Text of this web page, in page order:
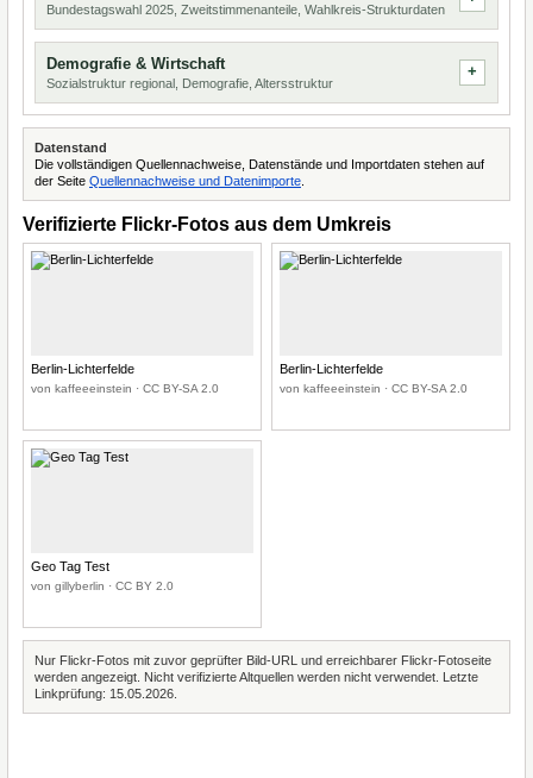
Bundestagswahl 2025, Zweitstimmenanteile, Wahlkreis-Strukturdaten
Demografie & Wirtschaft
Sozialstruktur regional, Demografie, Altersstruktur
Datenstand
Die vollständigen Quellennachweise, Datenstände und Importdaten stehen auf
der Seite Quellennachweise und Datenimporte
Verifizierte Flickr-Fotos aus dem Umkreis
Berlin-Lichterfelde
von kaffeeeinstein · CC BY-SA 2.0
Berlin-Lichterfelde
von kaffeeeinstein · CC BY-SA 2.0
Geo Tag Test
von gillyberlin · CC BY 2.0
Nur Flickr-Fotos mit zuvor geprüfter Bild-URL und erreichbarer Flickr-Fotoseite
werden angezeigt. Nicht verifizierte Altquellen werden nicht verwendet. Letzte
Linkprüfung: 15.05.2026.